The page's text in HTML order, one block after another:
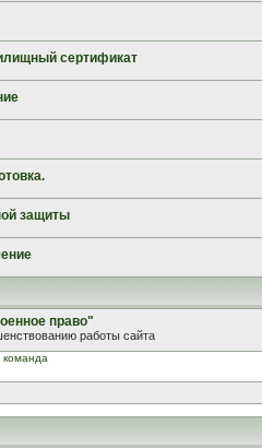
сертификат
защиты
право"
работы сайта